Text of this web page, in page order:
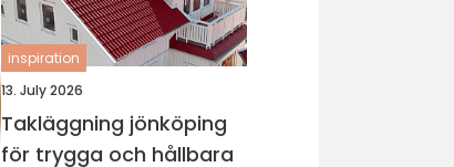
inspiration
13. July 2026
Takläggning jönköping
för trygga och hållbara